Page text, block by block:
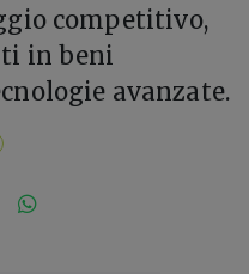
competitivo,
in beni
avanzate.